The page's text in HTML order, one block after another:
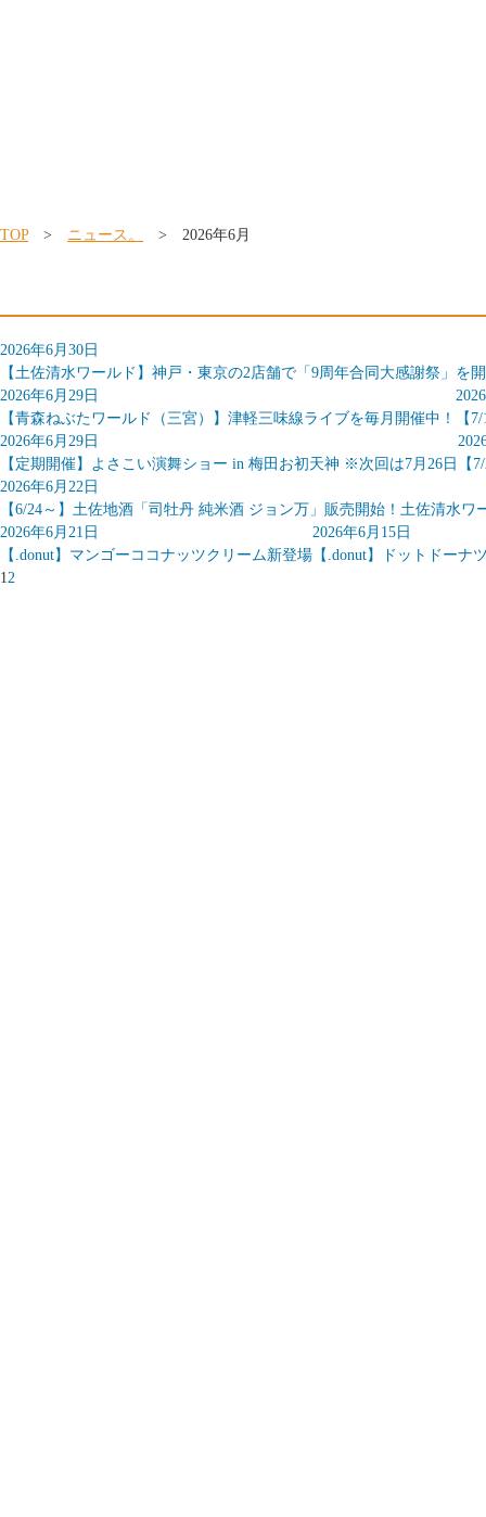
TOP> ニュース。 > 2026年6月
2026年6月30日
【土佐清水ワールド】神戸・東京の2店舗で「9周年合同大感謝祭」
2026年6月29日
【青森ねぶたワールド（三宮）】津軽三味線ライブを毎月開催中！
【
2026年6月29日
【定期開催】よさこい演舞ショー in 梅田お初天神 ※次回は7月26日
【
2026年6月22日
【6/24～】土佐地酒「司牡丹 純米酒 ジョン万」販売開始！土佐清水
2026年6月21日
【.donut】マンゴーココナッツクリーム新登場
2026年6月15日
【.donut】ドットドーナ
12